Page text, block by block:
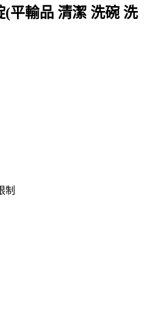
平輸品 清潔 洗碗 洗
制